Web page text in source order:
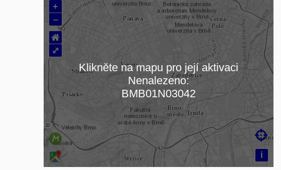
Načítám mapu…
+
–
i

⌂
⤢
Klikněte na mapu pro její aktivaci
Nenalezeno:
BMB01N03042